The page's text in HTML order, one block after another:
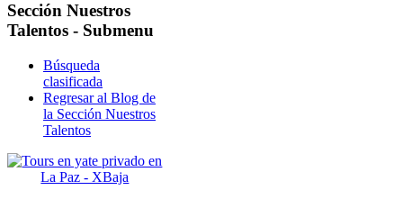
Sección Nuestros
Talentos - Submenu
Búsqueda
clasificada
Regresar al Blog de
la Sección Nuestros
Talentos